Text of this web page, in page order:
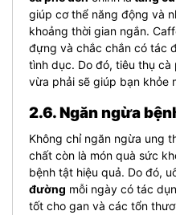
giúp cơ thể năng động và
khoảng thời gian ngắn.
đựng và chắc chắn có tác
tình dục. Do đó, tiêu thụ
vừa phải sẽ giúp bạn khỏe
2.6. Ngăn ngừa
Không chỉ ngăn ngừa ung
chất còn là món quà sức
bệnh tật hiệu quả. Do đó,
đường mỗi ngày có tác
tốt cho gan và các tổn